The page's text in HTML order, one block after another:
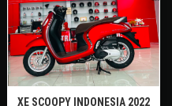
XE SCOOPY INDONESIA 2022